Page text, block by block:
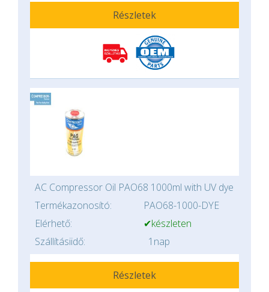
Részletek
AC Compressor Oil PAO68 1000ml with UV dye
Termékazonosító:
PAO68-1000-DYE
Elérhető:
✔készleten
Szállításiidő:
1nap
Részletek